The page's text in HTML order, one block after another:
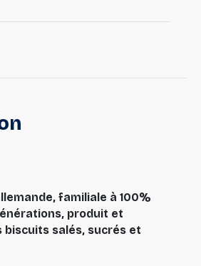
familiale à 100%
produit et
biscuits salés, sucrés et